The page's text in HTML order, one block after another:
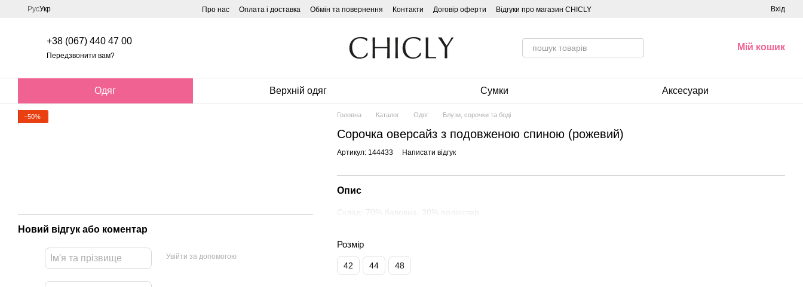
Перейти до основного контенту
РусУкр Про нас Оплата і доставка Обмін та повернення Контакти Договір оферти Відгуки про магазин CHICLY Вхід
+38 (067) 440 47 00
Передзвонити вам?
Мій кошик
Одяг Верхній одяг Сумки Аксесуари
−50%
Новий відгук або коментар
Увійти за допомогою
Головна Каталог Одяг Блузи, сорочки та боді
Сорочка оверсайз з подовженою спиною (рожевий)
Артикул: 144433 Написати відгук
Опис
Склад: 70% бавовна, 30% поліестер
Розмір
42 44 48